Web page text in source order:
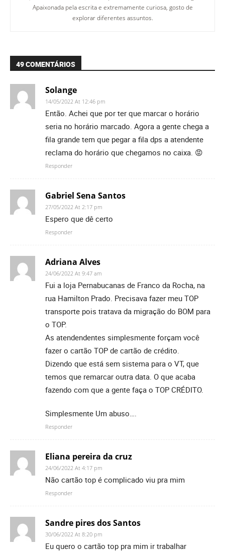
Apaixonada pela escrita e extremamente curiosa, gosto de
explorar diferentes assuntos.
49 COMENTÁRIOS
Solange
14/05/2022 At 12:46 pm
Então. Achei que por ter que marcar o horário
seria no horário marcado. Agora a gente chega a
fila grande tem que pegar a fila dps a atendente
reclama do horário que chegamos no caixa. 😡
Responder
Gabriel Sena Santos
27/05/2022 At 2:17 pm
Espero que dê certo
Responder
Adriana Alves
24/06/2022 At 9:47 am
Fui a loja Pernabucanas de Franco da Rocha, na
rua Hamilton Prado. Precisava fazer meu TOP
transporte pois tratava da migração do BOM para
o TOP.
As atendendentes simplesmente forçam você
fazer o cartão TOP de cartão de crédito.
Dizendo que está sem sistema para o VT, que
temos que remarcar outra data. O que acaba
fazendo com que a gente faça o TOP CRÉDITO.
Simplesmente Um abuso….
Responder
Eliana pereira da cruz
24/06/2022 At 4:17 pm
Não cartão top é complicado viu pra mim
Responder
Sandre pires dos Santos
30/06/2022 At 8:20 pm
Eu quero o cartão top pra mim ir trabalhar